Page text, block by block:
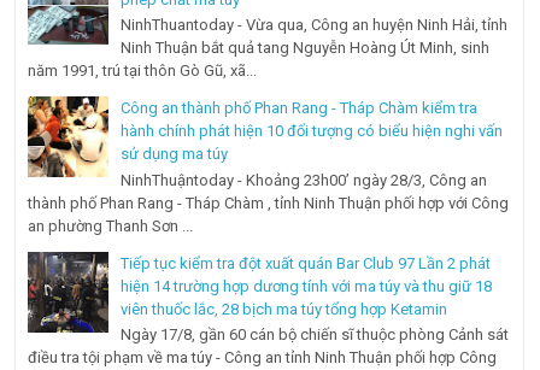
NinhThuantoday - Vừa qua, Công an huyện Ninh Hải, tỉnh
Ninh Thuận bắt quả tang Nguyễn Hoàng Út Minh, sinh
năm 1991, trú tại thôn Gò Gũ, xã...
Công an thành phố Phan Rang - Tháp Chàm kiểm tra
hành chính phát hiện 10 đối tượng có biểu hiện nghi vấn
sử dụng ma túy
NinhThuậntoday - Khoảng 23h00’ ngày 28/3, Công an
thành phố Phan Rang - Tháp Chàm , tỉnh Ninh Thuận phối hợp với Công
an phường Thanh Sơn ...
Tiếp tục kiểm tra đột xuất quán Bar Club 97 Lần 2 phát
hiện 14 trường hợp dương tính với ma túy và thu giữ 18
viên thuốc lắc, 28 bịch ma túy tổng hợp Ketamin
Ngày 17/8, gần 60 cán bộ chiến sĩ thuộc phòng Cảnh sát
điều tra tội phạm về ma túy - Công an tỉnh Ninh Thuận phối hợp Công